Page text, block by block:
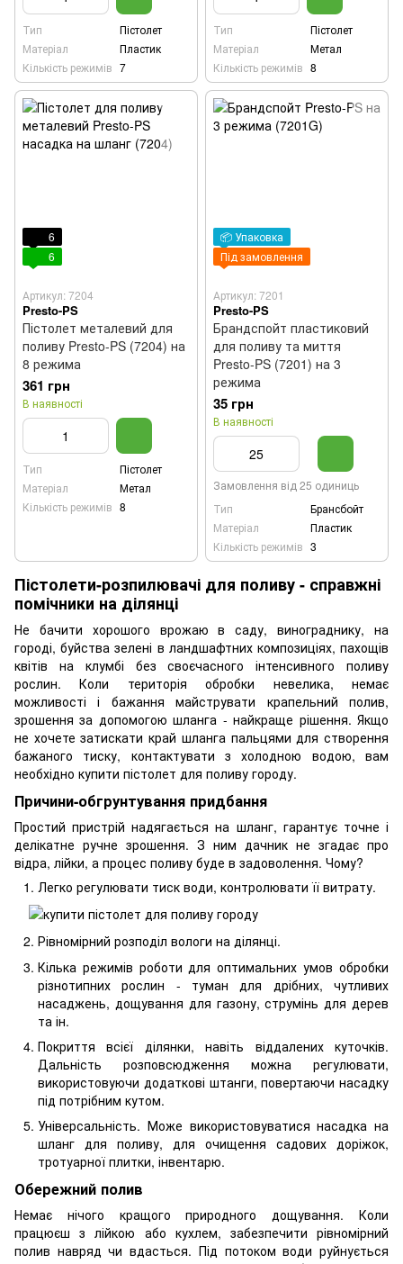
Тип
Пістолет
Матеріал
Пластик
Кількість режимів 7
Тип
Пістолет
Матеріал
Метал
Кількість режимів 8
6
6
Артикул: 7204
Presto-PS
Пістолет металевий для
поливу Presto-PS (7204) на
8 режима
361 грн
В наявності
Тип
Пістолет
Матеріал
Метал
Кількість режимів 8
📦 Упаковка
Під замовлення
Артикул: 7201
Presto-PS
Брандспойт пластиковий
для поливу та миття
Presto-PS (7201) на 3
режима
35 грн
В наявності
Замовлення від 25 одиниць
Тип
Брансбойт
Матеріал
Пластик
Кількість режимів 3
Пістолети-розпилювачі для поливу - справжні
помічники на ділянці
Не бачити хорошого врожаю в саду, винограднику, на
городі, буйства зелені в ландшафтних композиціях, пахощів
квітів на клумбі без своєчасного інтенсивного поливу
рослин. Коли територія обробки невелика, немає
можливості і бажання майструвати крапельний полив,
зрошення за допомогою шланга - найкраще рішення. Якщо
не хочете затискати край шланга пальцями для створення
бажаного тиску, контактувати з холодною водою, вам
необхідно купити пістолет для поливу городу.
Причини-обгрунтування придбання
Простий пристрій надягається на шланг, гарантує точне і
делікатне ручне зрошення. З ним дачник не згадає про
відра, лійки, а процес поливу буде в задоволення. Чому?
Легко регулювати тиск води, контролювати її витрату.
Рівномірний розподіл вологи на ділянці.
Кілька режимів роботи для оптимальних умов обробки
різнотипних рослин - туман для дрібних, чутливих
насаджень, дощування для газону, струмінь для дерев
та ін.
Покриття всієї ділянки, навіть віддалених куточків.
Дальність розповсюдження можна регулювати,
використовуючи додаткові штанги, повертаючи насадку
під потрібним кутом.
Універсальність. Може використовуватися насадка на
шланг для поливу, для очищення садових доріжок,
тротуарної плитки, інвентарю.
Обережний полив
Немає нічого кращого природного дощування. Коли
працюєш з лійкою або кухлем, забезпечити рівномірний
полив навряд чи вдасться. Під потоком води руйнується